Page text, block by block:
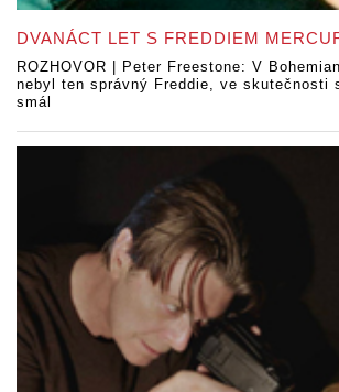
DVANÁCT LET S FREDDIEM
ROZHOVOR | Peter Freestone: V
nebyl ten správný Freddie, ve skutečnosti
smál